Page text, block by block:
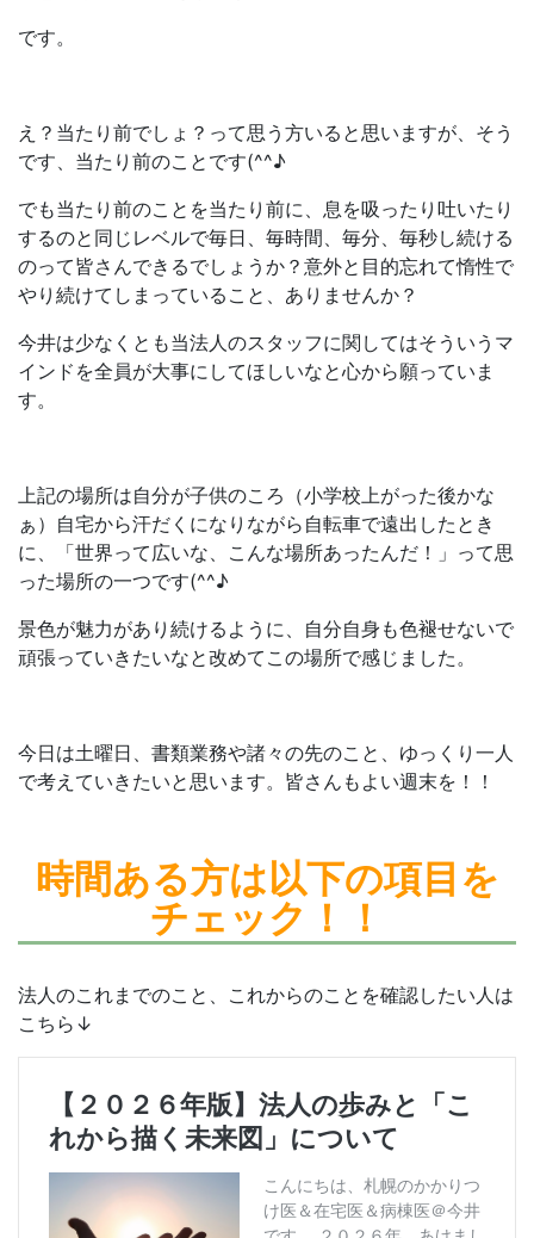
です。
え？当たり前でしょ？って思う方いると思いますが、そう
です、当たり前のことです(^^♪
でも当たり前のことを当たり前に、息を吸ったり吐いたり
するのと同じレベルで毎日、毎時間、毎分、毎秒し続ける
のって皆さんできるでしょうか？意外と目的忘れて惰性で
やり続けてしまっていること、ありませんか？
今井は少なくとも当法人のスタッフに関してはそういうマ
インドを全員が大事にしてほしいなと心から願っていま
す。
上記の場所は自分が子供のころ（小学校上がった後かな
ぁ）自宅から汗だくになりながら自転車で遠出したとき
に、「世界って広いな、こんな場所あったんだ！」って思
った場所の一つです(^^♪
景色が魅力があり続けるように、自分自身も色褪せないで
頑張っていきたいなと改めてこの場所で感じました。
今日は土曜日、書類業務や諸々の先のこと、ゆっくり一人
で考えていきたいと思います。皆さんもよい週末を！！
時間ある方は以下の項目を
チェック！！
法人のこれまでのこと、これからのことを確認したい人は
こちら↓